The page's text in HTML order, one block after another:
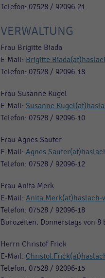
Telefon: 07528 / 92096-21
VERWALTUNG
Frau Brigitte Biada
E-Mail:
Telefon: 07528 / 92096-18
Frau Susanne Kugel
E-Mail:
Telefon: 07528 / 92096-10
Frau Agnes Sauter
E-Mail:
Telefon: 07528 / 92096-12
Frau Anita Merk
E-Mail:Anita.Merk(at)haslach-
Telefon: 07528 / 92096-18
Bürozeiten: Donnerstags von 8
Herrn Christof Frick
E-Mail:
Telefon: 07528 / 92096-15